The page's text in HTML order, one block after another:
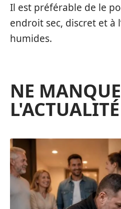
Il est préférable de le
endroit sec, discret et à
humides.
NE
L'ACTUALITÉ